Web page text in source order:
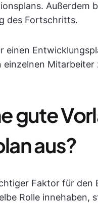
Außerdem
des Fortschritts.
einen
Mitarbeiter
gute
aus?
Faktor für den
Rolle innehaben,